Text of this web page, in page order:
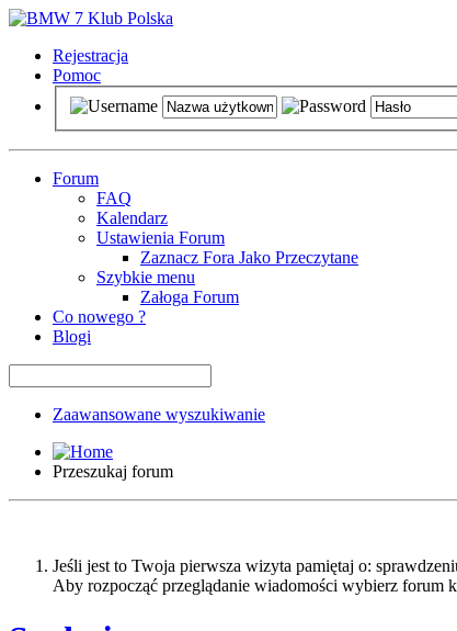
Rejestracja
Pomoc
Forum
FAQ
Kalendarz
Ustawienia Forum
Zaznacz Fora Jako Przeczytane
Szybkie menu
Załoga Forum
Co nowego ?
Blogi
Zaawansowane wyszukiwanie
Przeszukaj forum
Jeśli jest to Twoja pierwsza wizyta pamiętaj o:
Aby rozpocząć przeglądanie wiadomości wybierz forum